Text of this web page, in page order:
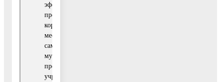
эффективной системы
противодействия
коррупции в органах
местного
самоуправления,
муниципальных
предприятиях и
учреждениях